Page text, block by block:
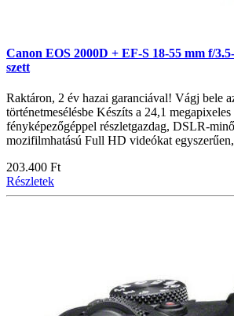
Canon EOS 2000D + EF-S 18-55 mm f/
szett
Raktáron, 2 év hazai garanciával! Vágj bele
történetmesélésbe Készíts a 24,1
fényképezőgéppel részletgazdag, DSLR-
mozifilmhatású Full HD videókat
203.400 Ft
Részletek